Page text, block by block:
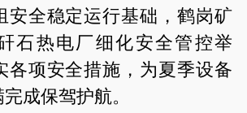
安全稳定运行基础，鹤岗矿
石热电厂细化安全管控举
各项安全措施，为夏季设备
成保驾护航。